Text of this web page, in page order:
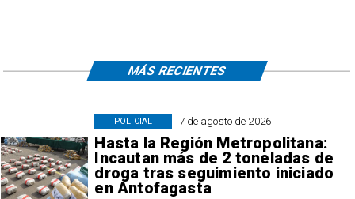
7 de agosto de 2026
Hasta la Región Metropolitana:
Incautan más de 2 toneladas de
droga tras seguimiento iniciado
en Antofagasta
POLICIAL
MÁS RECIENTES